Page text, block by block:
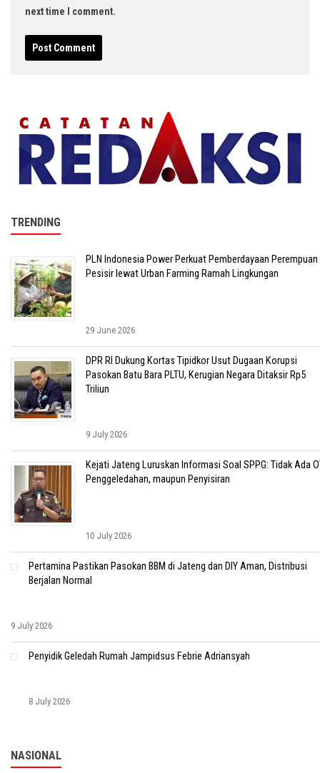
next time I comment.
TRENDING
PLN Indonesia Power Perkuat Pemberdayaan Perempuan
Pesisir lewat Urban Farming Ramah Lingkungan
29 June 2026
DPR RI Dukung Kortas Tipidkor Usut Dugaan Korupsi
Pasokan Batu Bara PLTU, Kerugian Negara Ditaksir Rp5
Triliun
9 July 2026
Kejati Jateng Luruskan Informasi Soal SPPG: Tidak Ada
Penggeledahan, maupun Penyisiran
10 July 2026
Pertamina Pastikan Pasokan BBM di Jateng dan DIY Aman, Distribusi
Berjalan Normal
9 July 2026
Penyidik Geledah Rumah Jampidsus Febrie Adriansyah
8 July 2026
NASIONAL